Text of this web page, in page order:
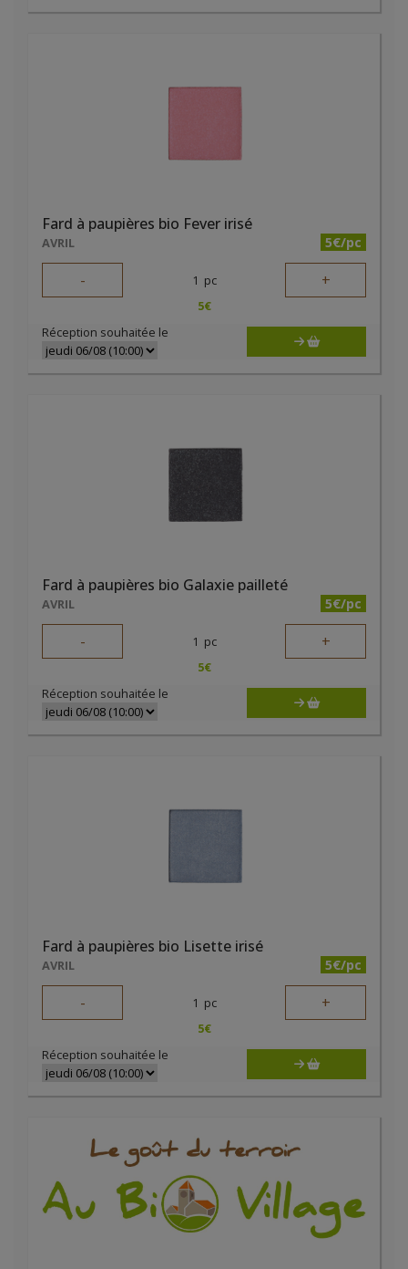
Fard à paupières bio Fever irisé
AVRIL 5€/pc
- 1 pc +
5€
Réception souhaitée le
Fard à paupières bio Galaxie pailleté
AVRIL 5€/pc
- 1 pc +
5€
Réception souhaitée le
Fard à paupières bio Lisette irisé
AVRIL 5€/pc
- 1 pc +
5€
Réception souhaitée le